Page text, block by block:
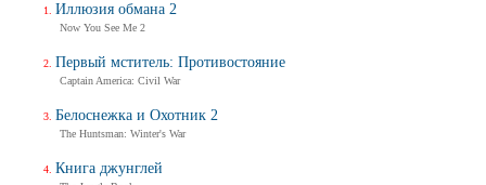
Иллюзия обмана 2
Now You See Me 2
Первый мститель: Противостояние
Captain America: Civil War
Белоснежка и Охотник 2
The Huntsman: Winter's War
Книга джунглей